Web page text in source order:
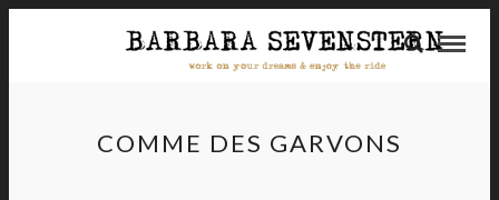
COMME DES GARVONS